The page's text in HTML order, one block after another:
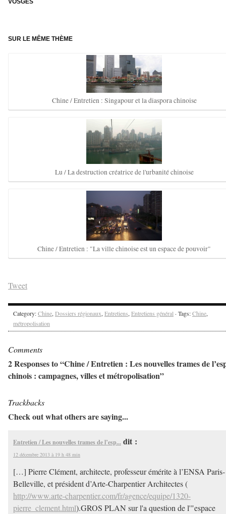
VOSGES
SUR LE MÊME THÈME
Chine / Entretien : Singapour et la diaspora chinoise
Lu / La destruction créatrice de l'urbanité chinoise
Chine / Entretien : "La ville chinoise est un espace de pouvoir"
Tweet
Category:Chine,Dossiers régionaux,Entretiens,Entretiens général · Tags:Chine,
métropolisation
Comments
2 Responses to “Chine / Entretien : Les nouvelles trames de
chinois : campagnes, villes et métropolisation”
Trackbacks
Check out what others are saying...
Entretien / Les nouvelles trames de l’esp... dit :
12 décembre 2013 à 19 h 48 min
[…] Pierre Clément, architecte, professeur émérite à l’ENSA Paris-
Belleville, et président d’Arte-Charpentier Architectes (
http://www.arte-charpentier.com/fr/agence/equipe/1320-
pierre_clement.html).GROS PLAN sur l'a question de l'"espace